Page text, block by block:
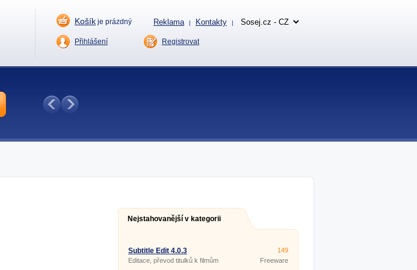
Nejstahovanější v kategorii
Subtitle Edit 4.0.3
Editace, převod titulků k filmům
149
Freeware
Košík je prázdný Reklama | Kontakty |
Přihlášení Registrovat